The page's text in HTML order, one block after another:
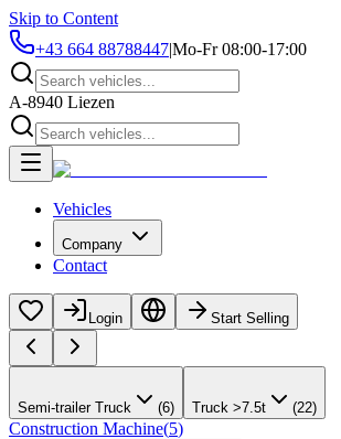
Skip to Content
+43 664 88788447|Mo-Fr 08:00-17:00
A-8940 Liezen
Vehicles
Company
Contact
Login Start Selling
Semi-trailer Truck (6) Truck >7.5t (22)
Construction Machine(5)